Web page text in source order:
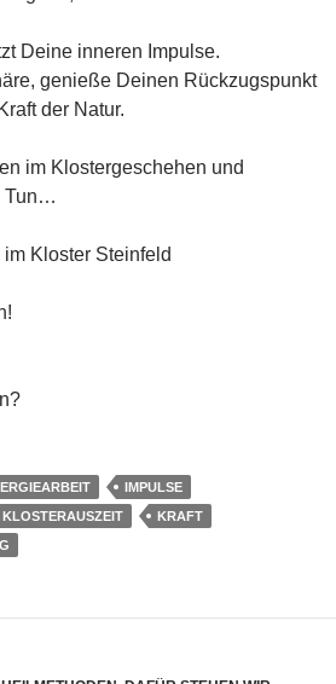
Deine inneren Impulse.
genieße Deinen Rückzugspunkt
der Natur.
im Klostergeschehen und
Tun…
Kloster Steinfeld
IMPULSE
KLOSTERAUSZEIT
KRAFT